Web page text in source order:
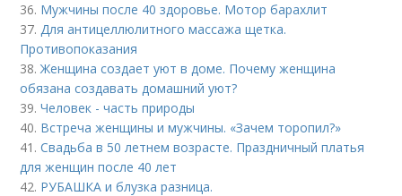
36. Мужчины после 40 здоровье. Мотор барахлит
37.Для антицеллюлитного массажа щетка.
Противопоказания
38.Женщина создает уют в доме. Почему женщина
обязана создавать домашний уют?
39.Человек - часть природы
40. Встреча женщины и мужчины. «Зачем торопил?»
41.Свадьба в 50 летнем возрасте. Праздничный платья
для женщин после 40 лет
42. РУБАШКА и блузка разница.